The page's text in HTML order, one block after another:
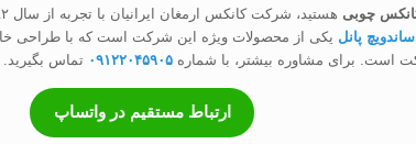
چوبی
پانل یکی از محصولات ویژه این شرکت است که با طراحی
است. برای مشاوره بیشتر، با شماره ۰۹۱۲۲۰۴۵۹۰۵ تماس بگیرید.
ارتباط مستقیم در واتساپ